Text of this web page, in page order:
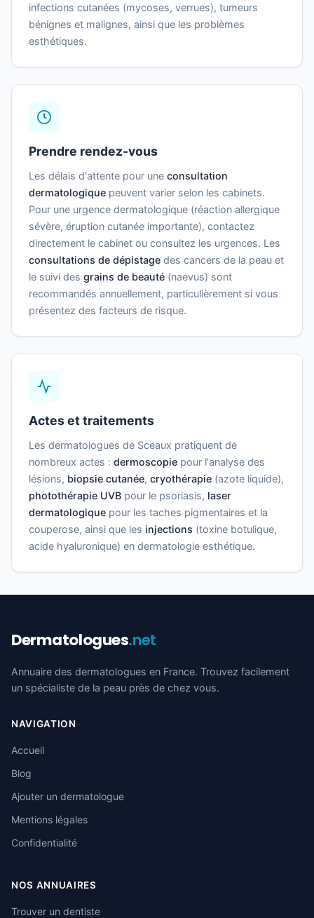
infections cutanées (mycoses, verrues), tumeurs
bénignes et malignes, ainsi que les problèmes
esthétiques.
Prendre rendez-vous
Les délais d'attente pour une consultation
dermatologique peuvent varier selon les cabinets.
Pour une urgence dermatologique (réaction allergique
sévère, éruption cutanée importante), contactez
directement le cabinet ou consultez les urgences. Les
consultations de dépistage des cancers de la peau et
le suivi des grains de beauté (naevus) sont
recommandés annuellement, particulièrement si vous
présentez des facteurs de risque.
Actes et traitements
Les dermatologues de Sceaux pratiquent de
nombreux actes : dermoscopie pour l'analyse des
lésions, biopsie cutanée, cryothérapie (azote liquide),
photothérapie UVB pour le psoriasis, laser
dermatologique pour les taches pigmentaires et la
couperose, ainsi que les injections (toxine botulique,
acide hyaluronique) en dermatologie esthétique.
Dermatologues.net
Annuaire des dermatologues en France. Trouvez facilement
un spécialiste de la peau près de chez vous.
NAVIGATION
Accueil
Blog
Ajouter un dermatologue
Mentions légales
Confidentialité
NOS ANNUAIRES
Trouver un dentiste